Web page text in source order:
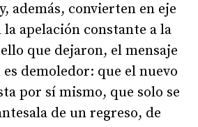
además, convierten en eje
apelación constante a la
que dejaron, el mensaje
demoledor: que el nuevo
por sí mismo, que solo se
de un regreso, de